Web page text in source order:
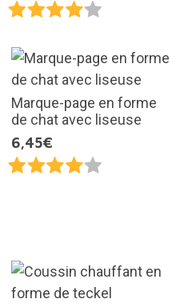
Marque-page en forme
de chat avec liseuse
6,45€